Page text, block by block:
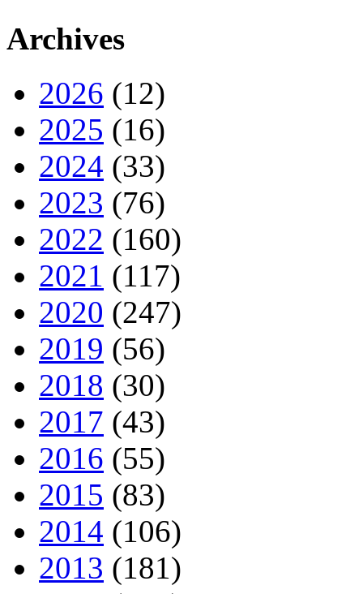
Archives
2026 (12)
2025 (16)
2024 (33)
2023 (76)
2022 (160)
2021 (117)
2020 (247)
2019 (56)
2018 (30)
2017 (43)
2016 (55)
2015 (83)
2014 (106)
2013 (181)